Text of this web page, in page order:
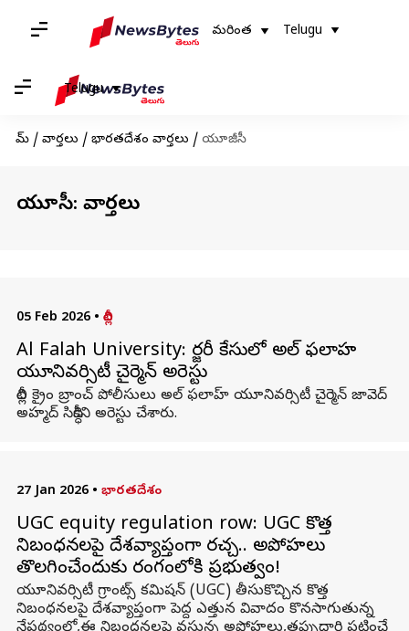
మరింత Telugu
Telugu
హోమ్ / వార్తలు / భారతదేశం వార్తలు / యూజీసీ
యూజీసీ: వార్తలు
05 Feb 2026 • దిల్లీ
Al Falah University: ఫోర్జ‌రీ కేసులో అల్ ఫ‌లాహ
యూనివ‌ర్సిటీ చైర్మెన్ అరెస్టు
దిల్లీ క్రైం బ్రాంచ్ పోలీసులు అల్ ఫలాహ్ యూనివర్సిటీ చైర్మెన్ జావెద్
అహ్మద్ సిద్ధికీని అరెస్టు చేశారు.
27 Jan 2026 • భారతదేశం
UGC equity regulation row: UGC కొత్త
నిబంధనలపై దేశవ్యాప్తంగా రచ్చ.. అపోహలు
తొలగించేందుకు రంగంలోకి ప్రభుత్వం!
యూనివర్సిటీ గ్రాంట్స్ కమిషన్ (UGC) తీసుకొచ్చిన కొత్త
నిబంధనలపై దేశవ్యాప్తంగా పెద్ద ఎత్తున వివాదం కొనసాగుతున్న